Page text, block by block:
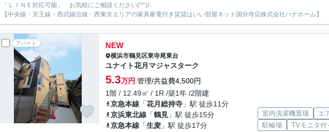
「ＬＩＮＥ対応可能」 お気軽にご相談ください(^^)/
【中央線・京王線・西武線沿線・西東京エリアの家具家電付き賃貸はいい部屋ネット国分寺店株式会社ハナホーム】
アパート NEW
横浜市鶴見区東寺尾東台
ユナイト花月マジャスターク
5.3万円 管理/共益費4,500円
1階 / 12.49㎡ / 1R /築1年 /2階建
京急本線 「花月総持寺 」駅 徒歩11分
京浜東北線 「鶴見 」駅 徒歩15分
京急本線 「生麦 」駅 徒歩17分
室内洗濯機置場 エ
駐輪場
TVモニタ付